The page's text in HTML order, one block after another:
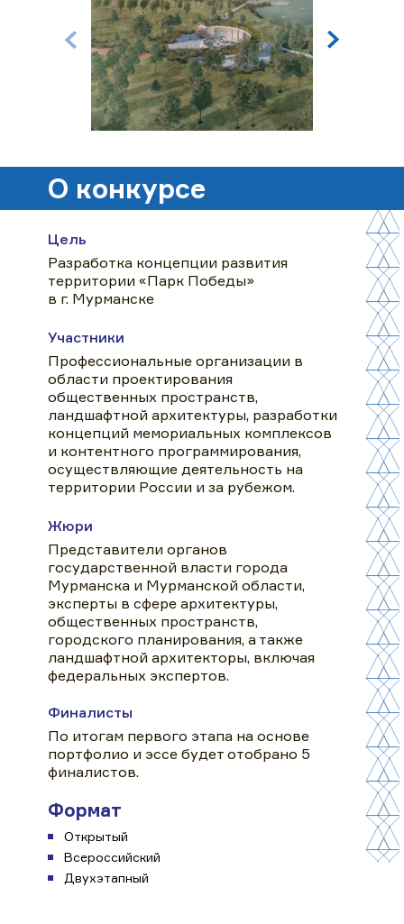
О конкурсе
Цель
Разработка концепции развития
территории «Парк Победы»
в г. Мурманске
Участники
Профессиональные организации в
области проектирования
общественных пространств,
ландшафтной архитектуры, разработки
концепций мемориальных комплексов
и контентного программирования,
осуществляющие деятельность на
территории России и за рубежом.
Жюри
Представители органов
государственной власти города
Мурманска и Мурманской области,
эксперты в сфере архитектуры,
общественных пространств,
городского планирования, а также
ландшафтной архитекторы, включая
федеральных экспертов.
Финалисты
По итогам первого этапа на основе
портфолио и эссе будет отобрано 5
финалистов.
Формат
Открытый
Всероссийский
Двухэтапный